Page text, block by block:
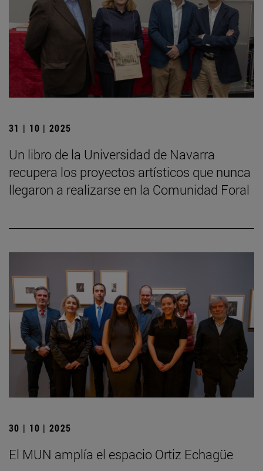
31 | 10 | 2025
Un libro de la Universidad de Navarra
recupera los proyectos artísticos que nunca
llegaron a realizarse en la Comunidad Foral
30 | 10 | 2025
El MUN amplía el espacio Ortiz Echagüe